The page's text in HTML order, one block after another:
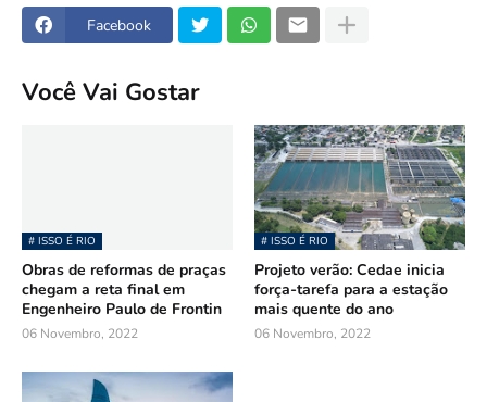
Facebook
Você Vai Gostar
# ISSO É RIO
Obras de reformas de praças
chegam a reta final em
Engenheiro Paulo de Frontin
06 Novembro, 2022
# ISSO É RIO
Projeto verão: Cedae inicia
força-tarefa para a estação
mais quente do ano
06 Novembro, 2022